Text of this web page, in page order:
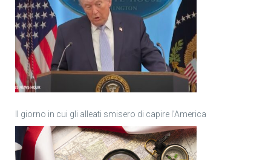
Il giorno in cui gli alleati smisero di capire l’America